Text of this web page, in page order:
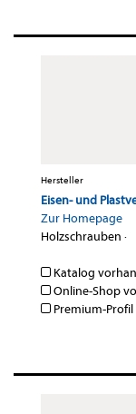
Hersteller
Eisen- und
Zur Homepage
Holzschrauben ·
Katalog
Online-Shop
Premium-Profil